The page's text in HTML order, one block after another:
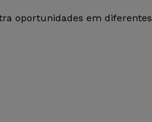
oportunidades em diferentes